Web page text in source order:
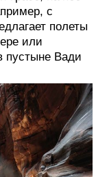
с
полеты
или
пустыне Вади